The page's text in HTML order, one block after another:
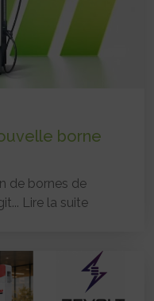
borne
de bornes de
Lire la suite